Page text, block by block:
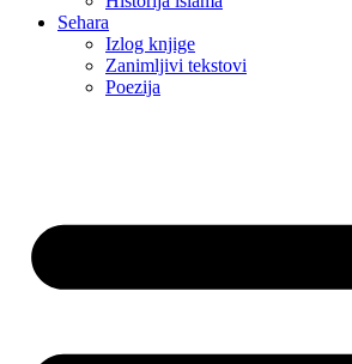
Sehara
Izlog knjige
Zanimljivi tekstovi
Poezija